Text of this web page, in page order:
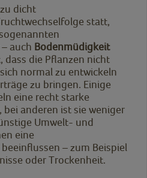
dicht
statt,
– auch Bodenmüdigkeit
dass die Pflanzen nicht
normal zu entwickeln
zu bringen. Einige
eine recht starke
anderen ist sie weniger
Umwelt- und
eine
– zum Beispiel
oder Trockenheit.